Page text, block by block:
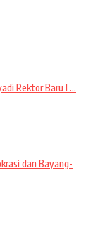
Rektor Baru I ...
dan Bayang-